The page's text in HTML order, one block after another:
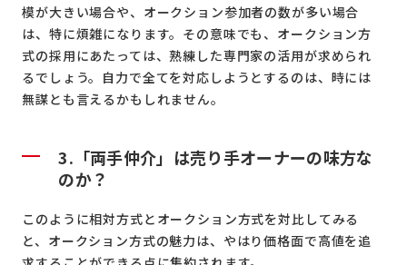
模が大きい場合や、オークション参加者の数が多い場合
は、特に煩雑になります。その意味でも、オークション方
式の採用にあたっては、熟練した専門家の活用が求められ
るでしょう。自力で全てを対応しようとするのは、時には
無謀とも言えるかもしれません。
3.「両手仲介」は売り手オーナーの味方な
のか？
このように相対方式とオークション方式を対比してみる
と、オークション方式の魅力は、やはり価格面で高値を追